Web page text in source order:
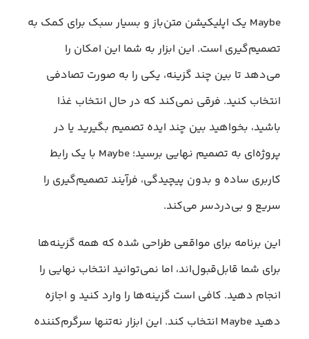
Maybe یک اپلیکیشن متن‌باز و بسیار سبک برای کمک به
تصمیم‌گیری است. این ابزار به شما این امکان را
می‌دهد تا بین چند گزینه، یکی را به صورت تصادفی
انتخاب کنید. فرقی نمی‌کند که در حال انتخاب غذا
باشید، بخواهید بین چند ایده تصمیم بگیرید یا در
پروژه‌ای به تصمیم نهایی برسید؛ Maybe با یک رابط
کاربری ساده و بدون پیچیدگی، فرآیند تصمیم‌گیری را
سریع و بی‌دردسر می‌کند.
این برنامه برای مواقعی طراحی شده که همه گزینه‌ها
برای شما قابل‌قبول‌اند، اما نمی‌توانید انتخاب نهایی را
انجام دهید. کافی است گزینه‌ها را وارد کنید و اجازه
دهید Maybe انتخاب کند. این ابزار نه‌تنها سرگرم‌کننده